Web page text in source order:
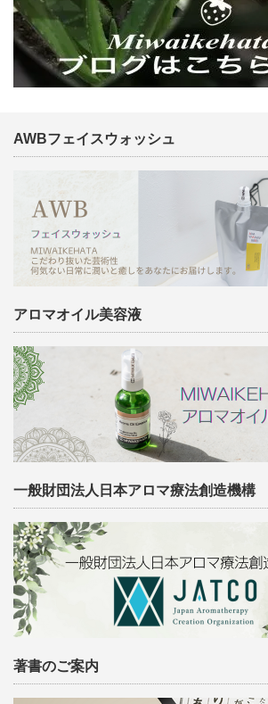
AWBフェイスウォッシュ
アロマオイル美容液
一般財団法人日本アロマ療法創造機構
著書のご案内